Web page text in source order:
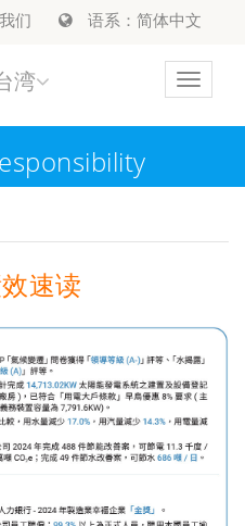
们 语系：简体中文
Toggle
湾
速读